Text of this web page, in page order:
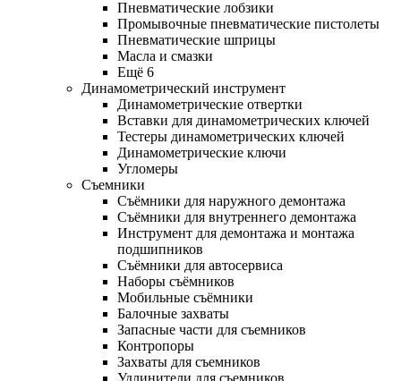
Пневматические лобзики
Промывочные пневматические пистолеты
Пневматические шприцы
Масла и смазки
Ещё 6
Динамометрический инструмент
Динамометрические отвертки
Вставки для динамометрических ключей
Тестеры динамометрических ключей
Динамометрические ключи
Угломеры
Съемники
Съёмники для наружного демонтажа
Съёмники для внутреннего демонтажа
Инструмент для демонтажа и монтажа
подшипников
Съёмники для автосервиса
Наборы съёмников
Мобильные съёмники
Балочные захваты
Запасные части для съемников
Контропоры
Захваты для съемников